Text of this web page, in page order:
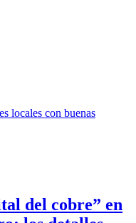
del cobre” en